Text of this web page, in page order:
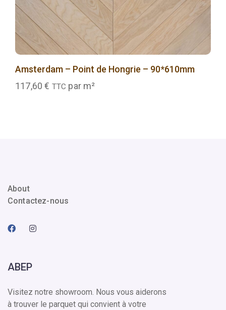
Amsterdam – Point de Hongrie – 90*610mm
117,60€ TTC par m²
About
Contactez-nous
ABEP
Visitez notre showroom. Nous vous aiderons
à trouver le parquet qui convient à votre